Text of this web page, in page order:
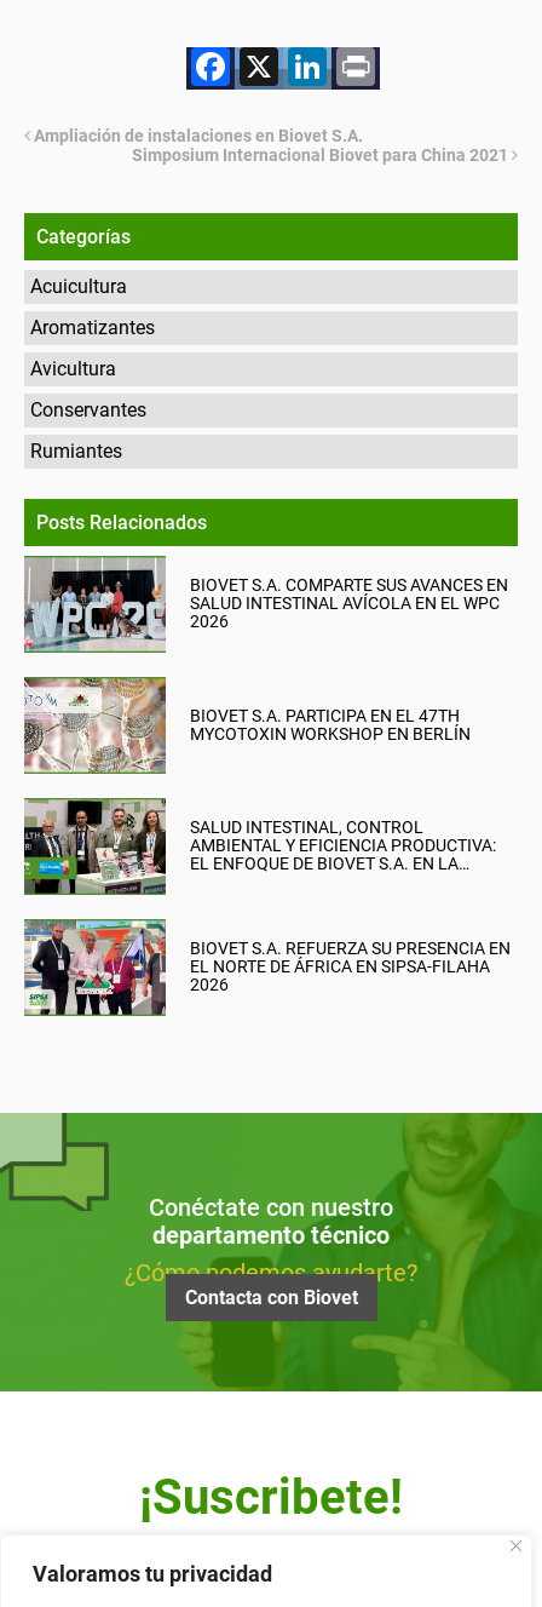
Valoramos tu privacidad
Facebook
X LinkedIn
Print
Ampliación de instalaciones en Biovet S.A.
Simposium Internacional Biovet para China 2021
Categorías
Acuicultura
Aromatizantes
Avicultura
Conservantes
Rumiantes
Posts Relacionados
BIOVET S.A. COMPARTE SUS AVANCES EN
SALUD INTESTINAL AVÍCOLA EN EL WPC
2026
BIOVET S.A. PARTICIPA EN EL 47TH
MYCOTOXIN WORKSHOP EN BERLÍN
SALUD INTESTINAL, CONTROL
AMBIENTAL Y EFICIENCIA PRODUCTIVA:
EL ENFOQUE DE BIOVET S.A. EN LA
BIOVET S.A. REFUERZA SU PRESENCIA EN
EL NORTE DE ÁFRICA EN SIPSA-FILAHA
2026
Conéctate con nuestro
departamento técnico
¿Cómo podemos ayudarte?
Contacta con Biovet
¡Suscribete!
Escribe tu dirección de correo y recibe nuestro Newsletter.